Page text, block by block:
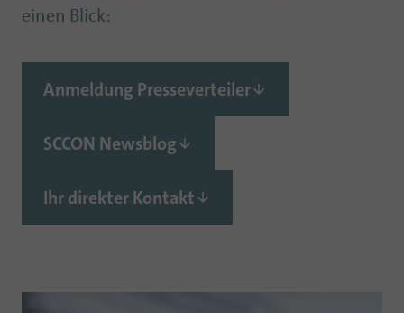
einen Blick:
Anmeldung Presseverteiler
SCCON Newsblog
Ihr direkter Kontakt